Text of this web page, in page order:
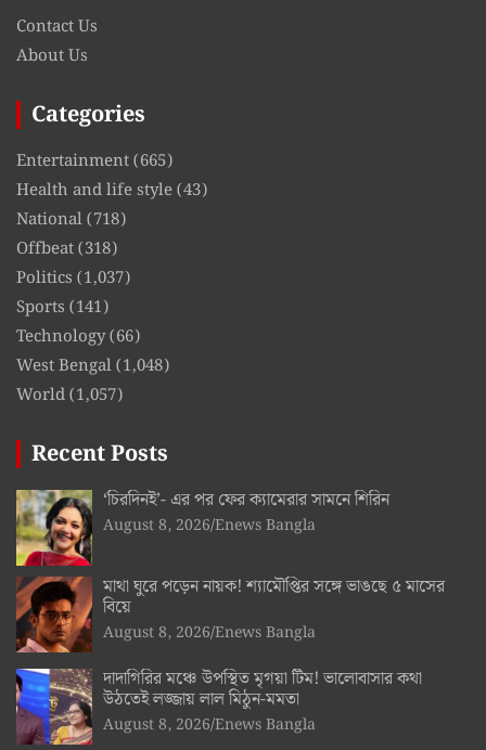
Contact Us
About Us
Categories
Entertainment(665)
Health and life style(43)
National(718)
Offbeat(318)
Politics (1,037)
Sports (141)
Technology(66)
West Bengal(1,048)
World(1,057)
Recent Posts
‘চিরদিনই’- এর পর ফের ক্যামেরার সামনে শিরিন
August 8, 2026 Enews Bangla
মাথা ঘুরে পড়েন নায়ক! শ্যামৌপ্তির সঙ্গে ভাঙছে ৫ মাসের
বিয়ে
August 8, 2026 Enews Bangla
দাদাগিরির মঞ্চে উপস্থিত মৃগয়া টিম! ভালোবাসার কথা
উঠতেই লজ্জায় লাল মিঠুন-মমতা
August 8, 2026 Enews Bangla